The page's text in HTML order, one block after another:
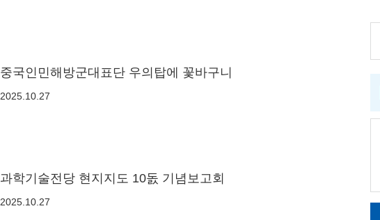
중국인민해방군대표단 우의탑에 꽃바구니
2025.10.27
과학기술전당 현지지도 10돐 기념보고회
2025.10.27